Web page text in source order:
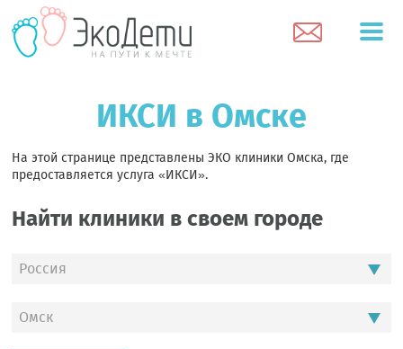
ИКСИ в Омске
На этой странице представлены ЭКО клиники Омска, где
предоставляется услуга «ИКСИ».
Найти клиники в своем городе
Россия
Омск